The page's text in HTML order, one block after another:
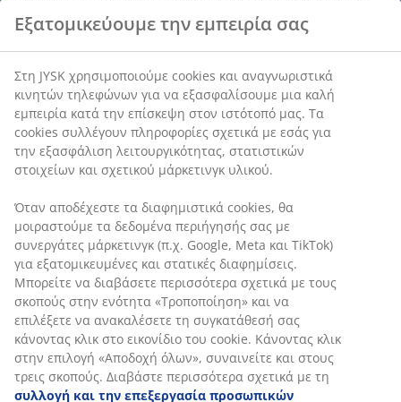
το ποντίκι χωρίς να τεντώνετε τους ώμους σας. Ακόμα,
βεβαιωθείτε ότι δεν χρειάζεται να λυγίζετε τους
καρπούς σας. Και πάλι: Προσπαθήστε να βρείτε μια
χαλαρή, φυσική στάση προσαρμόζοντας τη
ρυθμιζόμενη gaming καρέκλα, έτσι ώστε να
αισθάνεστε άνετα.
4. Πώς να τοποθετήσετε την οθόνη
Προσπαθήστε να τοποθετήσετε την οθόνη περίπου σε
απόσταση ενός χεριού και μη φοβηθείτε να κάνετε τις
απαραίτητες ρυθμίσεις. Τα μάτια όλων είναι
διαφορετικά, οπότε η σωστή θέση για εσάς μπορεί να
είναι λίγο πιο κοντά ή λίγο πιο μακριά. Η ιδανική
απόσταση σας επιτρέπει να βλέπετε μικρά αντικείμενα
και χαρακτήρες, χωρίς να κουράζει τα μάτια σας.
5. Ύψος και κλίση οθόνης
Εξατομικεύουμε την εμπειρία σας
Στη JYSK χρησιμοποιούμε cookies και αναγνωριστικά
κινητών τηλεφώνων για να εξασφαλίσουμε μια καλή
εμπειρία κατά την επίσκεψη στον ιστότοπό μας. Τα
cookies συλλέγουν πληροφορίες σχετικά με εσάς για
την εξασφάλιση λειτουργικότητας, στατιστικών
στοιχείων και σχετικού μάρκετινγκ υλικού.
Όταν αποδέχεστε τα διαφημιστικά cookies, θα
μοιραστούμε τα δεδομένα περιήγησής σας με
συνεργάτες μάρκετινγκ (π.χ. Google, Meta και TikTok)
για εξατομικευμένες και στατικές διαφημίσεις.
Μπορείτε να διαβάσετε περισσότερα σχετικά με τους
σκοπούς στην ενότητα «Τροποποίηση» και να
επιλέξετε να ανακαλέσετε τη συγκατάθεσή σας
κάνοντας κλικ στο εικονίδιο του cookie. Κάνοντας κλικ
στην επιλογή «Αποδοχή όλων», συναινείτε και στους
τρεις σκοπούς. Διαβάστε περισσότερα σχετικά με τη
συλλογή και την επεξεργασία προσωπικών